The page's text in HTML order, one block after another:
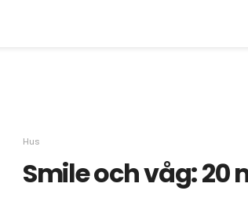
Hus
Smile och våg: